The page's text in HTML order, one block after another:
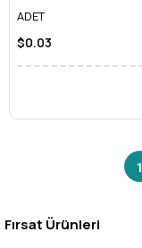
ADET
$0.03
1
Fırsat Ürünleri